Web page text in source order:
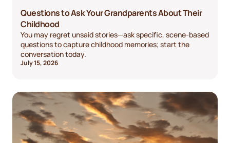
Questions to Ask Your Grandparents About Their
Childhood
You may regret unsaid stories—ask specific, scene-based
questions to capture childhood memories; start the
conversation today.
July 15, 2026